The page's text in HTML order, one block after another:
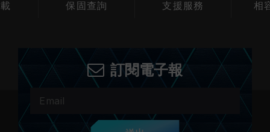
保固查詢 支援服務 相
訂閱電子報